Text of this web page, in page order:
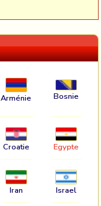
Arménie Bosnie
Croatie Egypte
Iran Israel